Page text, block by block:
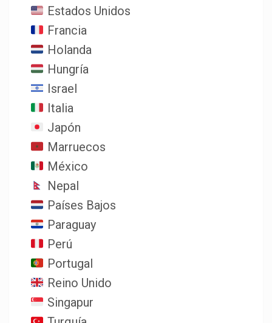
Estados Unidos
Francia
Holanda
Hungría
Israel
Italia
Japón
Marruecos
México
Nepal
Países Bajos
Paraguay
Perú
Portugal
Reino Unido
Singapur